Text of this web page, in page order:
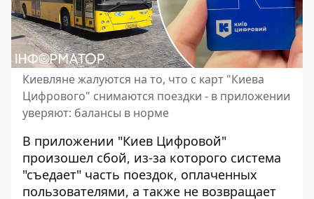
Киевляне жалуются на то, что с карт "Киева
Цифрового" снимаются поездки - в приложении
уверяют: балансы в норме
В приложении "Киев Цифровой"
произошел сбой, из-за которого система
"съедает" часть поездок, оплаченных
пользователями, а также не возвращает